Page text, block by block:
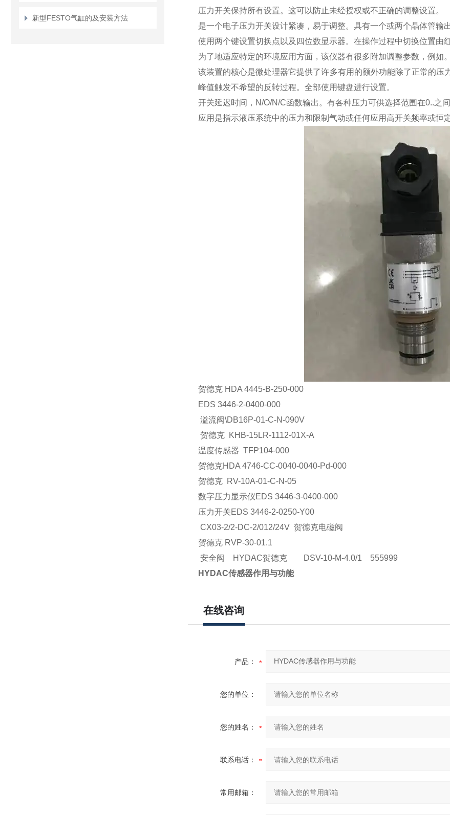
新型FESTO气缸的及安装方法
压力开关保持所有设置。这可以防止未经授权或不正确的调整设置。
是一个电子压力开关设计紧凑，易于调整。具有一个或两个晶体管输
使用两个键设置切换点以及四位数显示器。在操作过程中切换位置由
为了地适应特定的环境应用方面，该仪器有很多附加调整参数，例如。
该装置的核心是微处理器它提供了许多有用的额外功能除了正常的
峰值触发不希望的反转过程。全部使用键盘进行设置。
开关延迟时间，N/O/N/C函数输出。有各种压力可供选择范围在0..之
应用是指示液压系统中的压力和限制气动或任何应用高开关频率或恒
贺德克 HDA 4445-B-250-000
EDS 3446-2-0400-000
溢流阀\DB16P-01-C-N-090V
贺德克 KHB-15LR-1112-01X-A
温度传感器 TFP104-000
贺德克HDA 4746-CC-0040-0040-Pd-000
贺德克 RV-10A-01-C-N-05
数字压力显示仪EDS 3446-3-0400-000
压力开关EDS 3446-2-0250-Y00
CX03-2/2-DC-2/012/24V 贺德克电磁阀
贺德克 RVP-30-01.1
安全阀 HYDAC贺德克 DSV-10-M-4.0/1 555999
HYDAC传感器作用与功能
在线咨询
产品：
您的单位：
您的姓名：
联系电话：
常用邮箱：